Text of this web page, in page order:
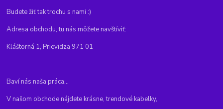
Budete žiť tak trochu s nami :)
Adresa obchodu, tu nás môžete navštíviť:
Kláštorná 1, Prievidza 971 01
Baví nás naša práca...
V našom obchode nájdete krásne, trendové kabelky,